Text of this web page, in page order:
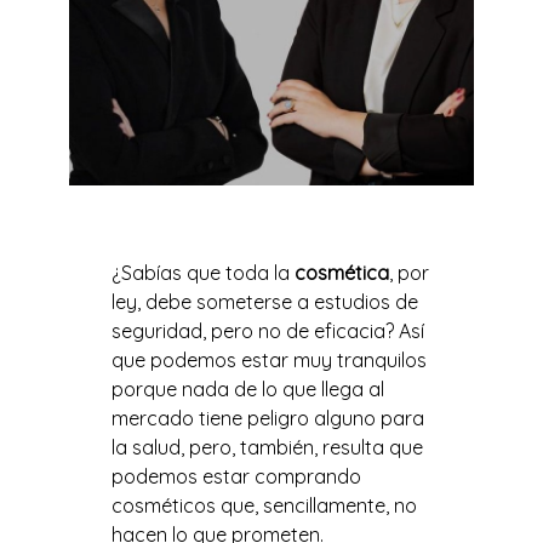
¿Sabías que toda la cosmética, por
ley, debe someterse a estudios de
seguridad, pero no de eficacia? Así
que podemos estar muy tranquilos
porque nada de lo que llega al
mercado tiene peligro alguno para
la salud, pero, también, resulta que
podemos estar comprando
cosméticos que, sencillamente, no
hacen lo que prometen.